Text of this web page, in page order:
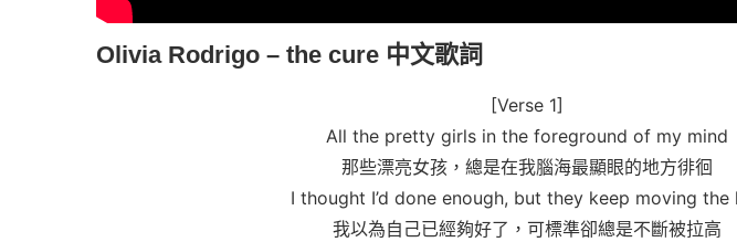
Olivia Rodrigo – the cure 中文歌詞
[Verse 1]
All the pretty girls in the foreground of my mind
那些漂亮女孩，總是在我腦海最顯眼的地方徘徊
I thought I’d done enough, but they keep moving the
我以為自己已經夠好了，可標準卻總是不斷被拉高